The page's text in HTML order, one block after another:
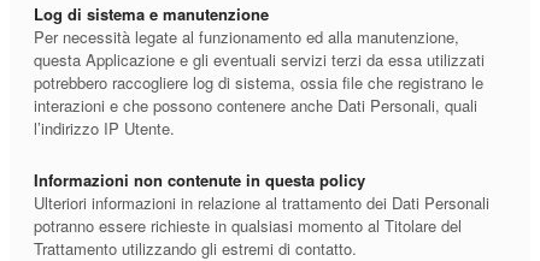
Log di sistema e manutenzione
Per necessità legate al funzionamento ed alla manutenzione,
questa Applicazione e gli eventuali servizi terzi da essa utilizzati
potrebbero raccogliere log di sistema, ossia file che registrano le
interazioni e che possono contenere anche Dati Personali, quali
l’indirizzo IP Utente.
Informazioni non contenute in questa policy
Ulteriori informazioni in relazione al trattamento dei Dati Personali
potranno essere richieste in qualsiasi momento al Titolare del
Trattamento utilizzando gli estremi di contatto.